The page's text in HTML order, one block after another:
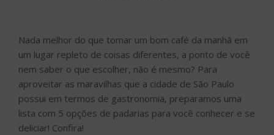
Nada melhor do que tomar um bom café da manhã em
um lugar repleto de coisas diferentes, a ponto de você
nem saber o que escolher, não é mesmo? Para
aproveitar as maravilhas que a cidade de São Paulo
possui em termos de gastronomia, preparamos uma
lista com 5 opções de padarias para você conhecer e se
deliciar! Confira!